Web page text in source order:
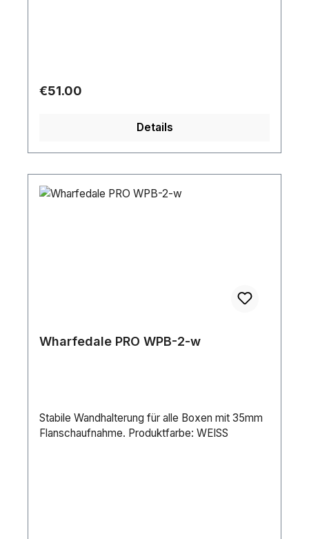
Regular price:
€51.00
Details
Wharfedale PRO WPB-2-w
Stabile Wandhalterung für alle Boxen mit 35mm
Flanschaufnahme. Produktfarbe: WEISS